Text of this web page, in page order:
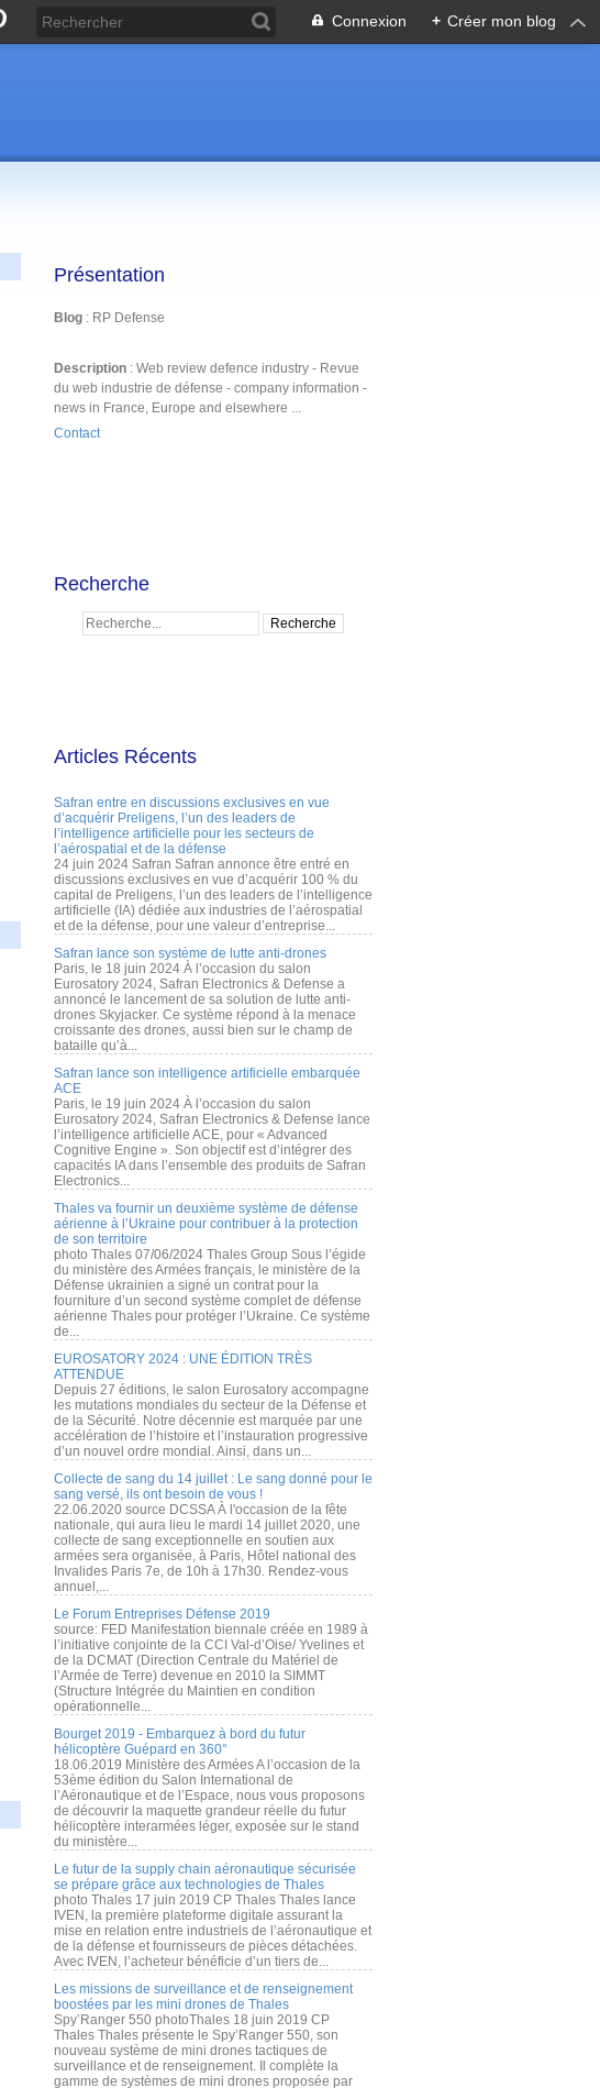
Connexion + Créer mon blog
Présentation
Blog : RP Defense
Description : Web review defence industry - Revue
du web industrie de défense - company information -
news in France, Europe and elsewhere ...
Contact
Recherche
Articles Récents
Safran entre en discussions exclusives en vue
d’acquérir Preligens, l’un des leaders de
l’intelligence artificielle pour les secteurs de
l’aérospatial et de la défense
24 juin 2024 Safran Safran annonce être entré en
discussions exclusives en vue d’acquérir 100 % du
capital de Preligens, l’un des leaders de l’intelligence
artificielle (IA) dédiée aux industries de l’aérospatial
et de la défense, pour une valeur d’entreprise...
Safran lance son système de lutte anti-drones
Paris, le 18 juin 2024 À l’occasion du salon
Eurosatory 2024, Safran Electronics & Defense a
annoncé le lancement de sa solution de lutte anti-
drones Skyjacker. Ce système répond à la menace
croissante des drones, aussi bien sur le champ de
bataille qu’à...
Safran lance son intelligence artificielle embarquée
ACE
Paris, le 19 juin 2024 À l’occasion du salon
Eurosatory 2024, Safran Electronics & Defense lance
l’intelligence artificielle ACE, pour « Advanced
Cognitive Engine ». Son objectif est d’intégrer des
capacités IA dans l’ensemble des produits de Safran
Electronics...
Thales va fournir un deuxième système de défense
aérienne à l’Ukraine pour contribuer à la protection
de son territoire
photo Thales 07/06/2024 Thales Group Sous l’égide
du ministère des Armées français, le ministère de la
Défense ukrainien a signé un contrat pour la
fourniture d’un second système complet de défense
aérienne Thales pour protéger l’Ukraine. Ce système
de...
EUROSATORY 2024 : UNE ÉDITION TRÈS
ATTENDUE
Depuis 27 éditions, le salon Eurosatory accompagne
les mutations mondiales du secteur de la Défense et
de la Sécurité. Notre décennie est marquée par une
accélération de l’histoire et l’instauration progressive
d’un nouvel ordre mondial. Ainsi, dans un...
Collecte de sang du 14 juillet : Le sang donné pour le
sang versé, ils ont besoin de vous !
22.06.2020 source DCSSA À l'occasion de la fête
nationale, qui aura lieu le mardi 14 juillet 2020, une
collecte de sang exceptionnelle en soutien aux
armées sera organisée, à Paris, Hôtel national des
Invalides Paris 7e, de 10h à 17h30. Rendez-vous
annuel,...
Le Forum Entreprises Défense 2019
source: FED Manifestation biennale créée en 1989 à
l’initiative conjointe de la CCI Val-d’Oise/ Yvelines et
de la DCMAT (Direction Centrale du Matériel de
l’Armée de Terre) devenue en 2010 la SIMMT
(Structure Intégrée du Maintien en condition
opérationnelle...
Bourget 2019 - Embarquez à bord du futur
hélicoptère Guépard en 360°
18.06.2019 Ministère des Armées A l’occasion de la
53ème édition du Salon International de
l’Aéronautique et de l’Espace, nous vous proposons
de découvrir la maquette grandeur réelle du futur
hélicoptère interarmées léger, exposée sur le stand
du ministère...
Le futur de la supply chain aéronautique sécurisée
se prépare grâce aux technologies de Thales
photo Thales 17 juin 2019 CP Thales Thales lance
IVEN, la première plateforme digitale assurant la
mise en relation entre industriels de l’aéronautique et
de la défense et fournisseurs de pièces détachées.
Avec IVEN, l’acheteur bénéficie d’un tiers de...
Les missions de surveillance et de renseignement
boostées par les mini drones de Thales
Spy’Ranger 550 photoThales 18 juin 2019 CP
Thales Thales présente le Spy’Ranger 550, son
nouveau système de mini drones tactiques de
surveillance et de renseignement. Il complète la
gamme de systèmes de mini drones proposée par